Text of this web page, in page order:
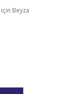
için Beyza